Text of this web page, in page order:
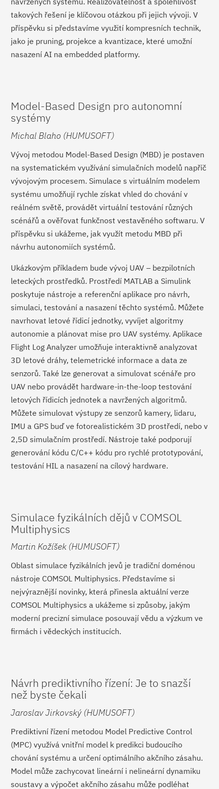
takových řešení je klíčovou otázkou při jejich vývoji. V
příspěvku si představíme využití kompresních technik,
jako je pruning, projekce a kvantizace, které umožní
nasazení AI na embedded platformy.
Model-Based Design pro autonomní
systémy
Michal Blaho (HUMUSOFT)
Vývoj metodou Model-Based Design (MBD) je postaven
na systematickém využívání simulačních modelů napříč
vývojovým procesem. Simulace s virtuálním modelem
systému umožňují rychle získat vhled do chování v
reálném světě, provádět virtuální testování různých
scénářů a ověřovat funkčnost vestavěného softwaru. V
příspěvku si ukážeme, jak využít metodu MBD při
návrhu autonomiích systémů.
Ukázkovým příkladem bude vývoj UAV – bezpilotních
leteckých prostředků. Prostředí MATLAB a Simulink
poskytuje nástroje a referenční aplikace pro návrh,
simulaci, testování a nasazení těchto systémů. Můžete
navrhovat letové řídicí jednotky, vyvíjet algoritmy
autonomie a plánovat mise pro UAV systémy. Aplikace
Flight Log Analyzer umožňuje interaktivně analyzovat
3D letové dráhy, telemetrické informace a data ze
senzorů. Také lze generovat a simulovat scénáře pro
UAV nebo provádět hardware-in-the-loop testování
letových řídicích jednotek a navržených algoritmů.
Můžete simulovat výstupy ze senzorů kamery, lidaru,
IMU a GPS buď ve fotorealistickém 3D prostředí, nebo v
2,5D simulačním prostředí. Nástroje také podporují
generování kódu C/C++ kódu pro rychlé prototypování,
testování HIL a nasazení na cílový hardware.
Simulace fyzikálních dějů v COMSOL
Multiphysics
Martin Kožíšek (HUMUSOFT)
Oblast simulace fyzikálních jevů je tradiční doménou
nástroje COMSOL Multiphysics. Představíme si
nejvýraznější novinky, která přinesla aktuální verze
COMSOL Multiphysics a ukážeme si způsoby, jakým
moderní precizní simulace posouvají vědu a výzkum ve
firmách i vědeckých institucích.
Návrh prediktivního řízení: Je to snazší
než byste čekali
Jaroslav Jirkovský (HUMUSOFT)
Prediktivní řízení metodou Model Predictive Control
(MPC) využívá vnitřní model k predikci budoucího
chování systému a určení optimálního akčního zásahu.
Model může zachycovat lineární i nelineární dynamiku
soustavy a výpočet akčního zásahu může podléhat